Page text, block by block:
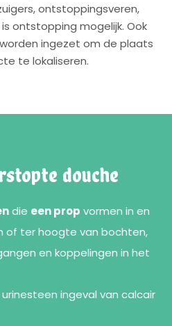
ontstoppingsveren,
ontstopping mogelijk. Ook
ingezet om de plaats
te lokaliseren.
douche
die een prop vormen in en
of ter hoogte van bochten,
en koppelingen in het
ingeval van calcair